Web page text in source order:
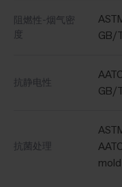
阻燃性-烟气密
度
GB/
抗静电性
GB/
抗菌处理